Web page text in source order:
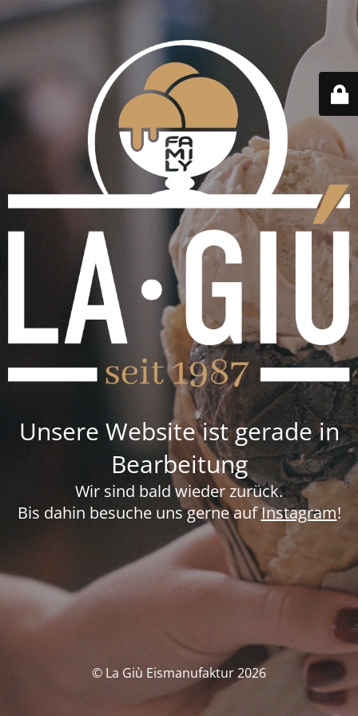
Unsere Website ist gerade in
Bearbeitung
Wir sind bald wieder zurück.
Bis dahin besuche uns gerne aufInstagram!
© La Giù Eismanufaktur 2026